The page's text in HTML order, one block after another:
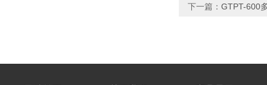
下一篇： GTPT-600